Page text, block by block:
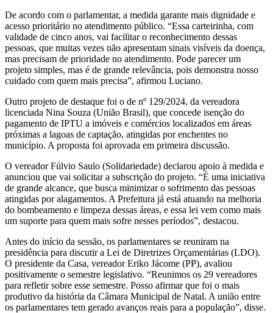
De acordo com o parlamentar, a medida garante mais dignidade e
acesso prioritário no atendimento público. “Essa carteirinha, com
validade de cinco anos, vai facilitar o reconhecimento dessas
pessoas, que muitas vezes não apresentam sinais visíveis da doença,
mas precisam de prioridade no atendimento. Pode parecer um
projeto simples, mas é de grande relevância, pois demonstra nosso
cuidado com quem mais precisa”, afirmou Luciano.
Outro projeto de destaque foi o de nº 129/2024, da vereadora
licenciada Nina Souza (União Brasil), que concede isenção do
pagamento de IPTU a imóveis e comércios localizados em áreas
próximas a lagoas de captação, atingidas por enchentes no
município. A proposta foi aprovada em primeira discussão.
O vereador Fúlvio Saulo (Solidariedade) declarou apoio à medida e
anunciou que vai solicitar a subscrição do projeto. “É uma iniciativa
de grande alcance, que busca minimizar o sofrimento das pessoas
atingidas por alagamentos. A Prefeitura já está atuando na melhoria
do bombeamento e limpeza dessas áreas, e essa lei vem como mais
um suporte para quem mais sofre nesses períodos”, destacou.
Antes do início da sessão, os parlamentares se reuniram na
presidência para discutir a Lei de Diretrizes Orçamentárias (LDO).
O presidente da Casa, vereador Eriko Jácome (PP), avaliou
positivamente o semestre legislativo. “Reunimos os 29 vereadores
para refletir sobre esse semestre. Posso afirmar que foi o mais
produtivo da história da Câmara Municipal de Natal. A união entre
os parlamentares tem gerado avanços reais para a população”, disse.